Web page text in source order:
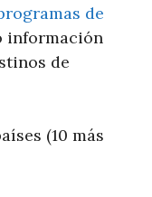
de
información
de
(10 más